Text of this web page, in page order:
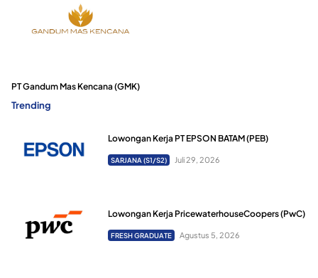
PT Gandum Mas Kencana (GMK)
Trending
Lowongan Kerja PT EPSON BATAM (PEB)
SARJANA (S1/S2) Juli 29, 2026
Lowongan Kerja PricewaterhouseCoopers (PwC)
FRESH GRADUATE Agustus 5, 2026